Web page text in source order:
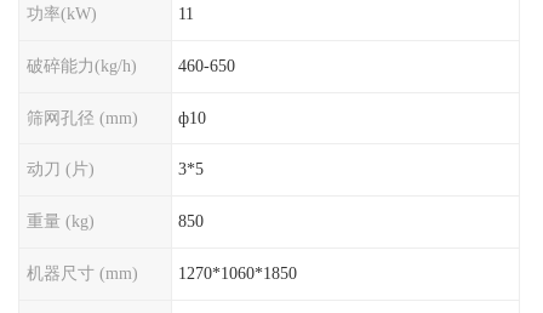
功率(kW) 11
破碎能力(kg/h) 460-650
筛网孔径 (mm) ф10
动刀 (片) 3*5
重量 (kg) 850
机器尺寸 (mm) 1270*1060*1850